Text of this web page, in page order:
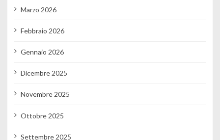
Marzo 2026
Febbraio 2026
Gennaio 2026
Dicembre 2025
Novembre 2025
Ottobre 2025
Settembre 2025